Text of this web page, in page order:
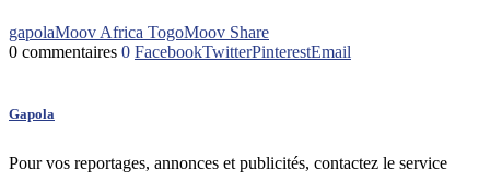
gapolaMoov Africa TogoMoov Share
0 commentaires 0 FacebookTwitterPinterestEmail
Gapola
Pour vos reportages, annonces et publicités, contactez le service